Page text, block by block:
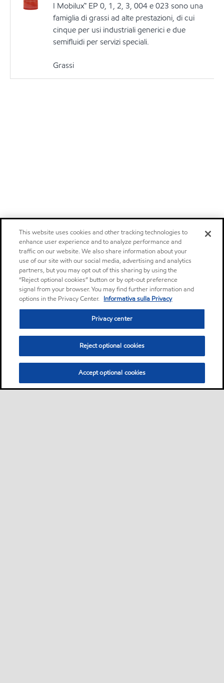
I Mobilux™ EP 0, 1, 2, 3, 004 e 023 sono una
famiglia di grassi ad alte prestazioni, di cui
cinque per usi industriali generici e due
semifluidi per servizi speciali.
Grassi
This website uses cookies and other tracking technologies to
enhance user experience and to analyze performance and
traffic on our website. We also share information about your
use of our site with our social media, advertising and analytics
partners, but you may opt out of this sharing by using the
“Reject optional cookies” button or by opt-out preference
signal from your browser. You may find further information and
options in the Privacy Center. Informativa sulla Privacy
Privacy center
Reject optional cookies
Accept optional cookies